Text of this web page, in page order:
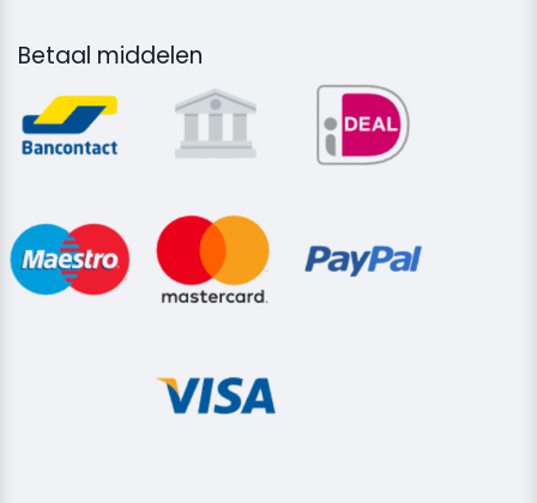
Betaal middelen